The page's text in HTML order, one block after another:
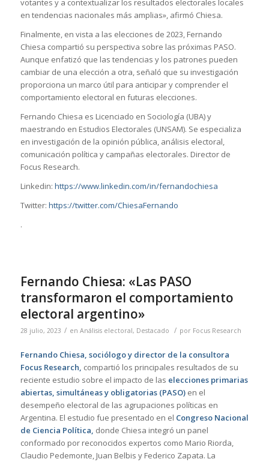
votantes y a contextualizar los resultados electorales locales
en tendencias nacionales más amplias», afirmó Chiesa.
Finalmente, en vista a las elecciones de 2023, Fernando
Chiesa compartió su perspectiva sobre las próximas PASO.
Aunque enfatizó que las tendencias y los patrones pueden
cambiar de una elección a otra, señaló que su investigación
proporciona un marco útil para anticipar y comprender el
comportamiento electoral en futuras elecciones.
Fernando Chiesa es Licenciado en Sociología (UBA) y
maestrando en Estudios Electorales (UNSAM). Se especializa
en investigación de la opinión pública, análisis electoral,
comunicación política y campañas electorales. Director de
Focus Research.
Linkedin: https://www.linkedin.com/in/fernandochiesa
Twitter: https://twitter.com/ChiesaFernando
.
Fernando Chiesa: «Las PASO
transformaron el comportamiento
electoral argentino»
28 julio, 2023 / en Análisis electoral, Destacado / por Focus Research
Fernando Chiesa, sociólogo y director de la consultora
Focus Research, compartió los principales resultados de su
reciente estudio sobre el impacto de las elecciones primarias
abiertas, simultáneas y obligatorias (PASO)en el
desempeño electoral de las agrupaciones políticas en
Argentina. El estudio fue presentado en el Congreso Nacional
de Ciencia Política, donde Chiesa integró un panel
conformado por reconocidos expertos como Mario Riorda,
Claudio Pedemonte, Juan Belbis y Federico Zapata. La